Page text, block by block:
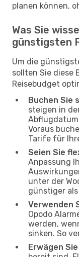
planen können,
Was Sie
günstigsten
Um die
sollten Sie diese
Reisebudget
Buchen Sie
steigen in
Voraus
Tarife für
Seien Sie
Anpassung
unter der
günstiger als
Verwenden
Opodo
werden,
sinken. So
Erwägen